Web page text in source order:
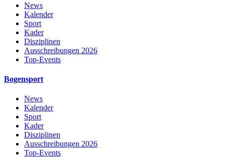
News
Kalender
Sport
Kader
Disziplinen
Ausschreibungen 2026
Top-Events
Bogensport
News
Kalender
Sport
Kader
Disziplinen
Ausschreibungen 2026
Top-Events